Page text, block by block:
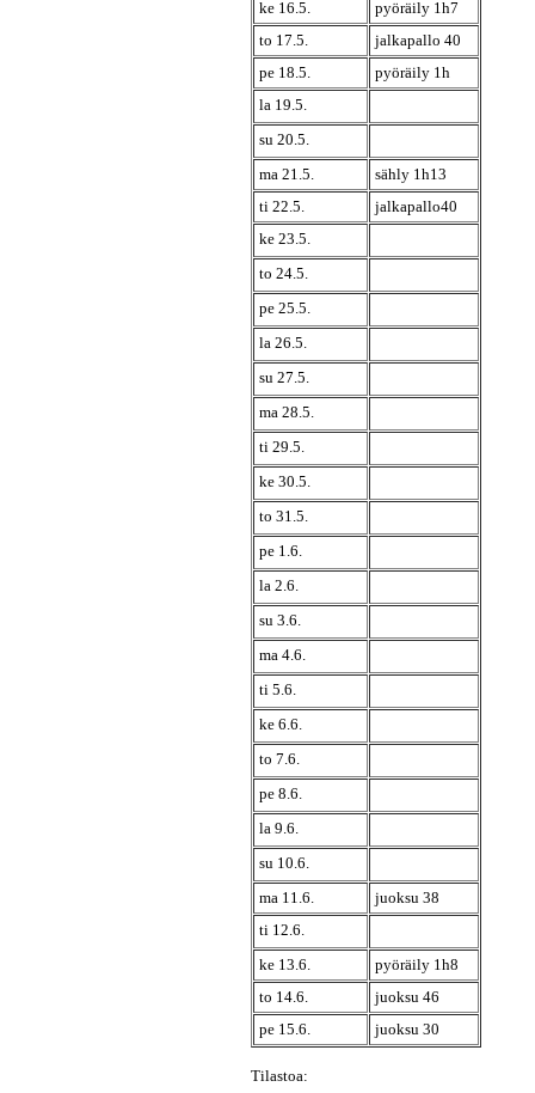
ke 16.5.
pyöräily 1h7
to 17.5.
jalkapallo 40
pe 18.5.
pyöräily 1h
la 19.5.
su 20.5.
ma 21.5.
sähly 1h13
ti 22.5.
jalkapallo40
ke 23.5.
to 24.5.
pe 25.5.
la 26.5.
su 27.5.
ma 28.5.
ti 29.5.
ke 30.5.
to 31.5.
pe 1.6.
la 2.6.
su 3.6.
ma 4.6.
ti 5.6.
ke 6.6.
to 7.6.
pe 8.6.
la 9.6.
su 10.6.
ma 11.6.
juoksu 38
ti 12.6.
ke 13.6.
pyöräily 1h8
to 14.6.
juoksu 46
pe 15.6.
juoksu 30
Tilastoa: